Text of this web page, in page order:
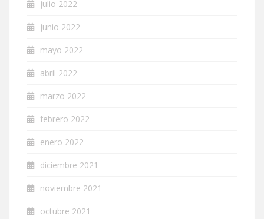
julio 2022
junio 2022
mayo 2022
abril 2022
marzo 2022
febrero 2022
enero 2022
diciembre 2021
noviembre 2021
octubre 2021